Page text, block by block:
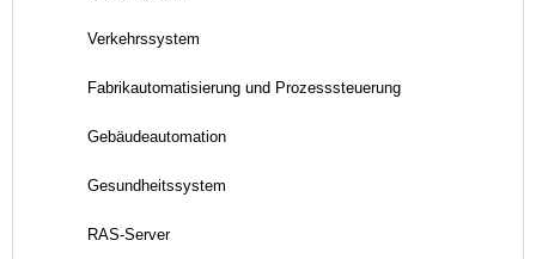
Verkehrssystem
Fabrikautomatisierung und Prozesssteuerung
Gebäudeautomation
Gesundheitssystem
RAS-Server